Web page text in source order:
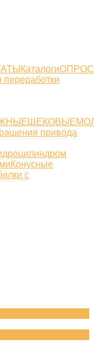
Каталоги
ЩЕКОВЫЕ
привода
Конусные
с